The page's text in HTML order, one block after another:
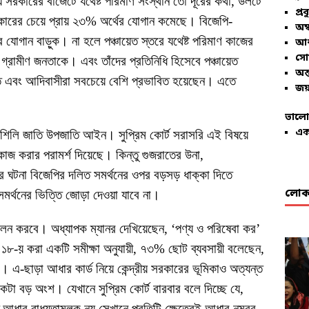
চেয়ে প্রায় ২৩% অর্থের যোগান কমেছে। বিজেপি-
বাড়ুক। না হলে পঞ্চায়েত স্তরে যথেষ্ট পরিমাণ কাজের
জনতাকে। এবং তাঁদের প্রতিনিধি হিসেবে পঞ্চায়েত
আদিবাসীরা সবচেয়ে বেশি প্রভাবিত হয়েছেন। এতে
জাতি উপজাতি আইন। সুপ্রিম কোর্ট সরাসরি এই বিষয়ে
করার পরামর্শ দিয়েছে। কিন্তু গুজরাতের উনা,
বিজেপির দলিত সমর্থনের ওপর বড়সড় ধাক্কা দিতে
ভিত্তি জোড়া দেওয়া যাবে না।
করবে। অধ্যাপক ম্যানর দেখিয়েছেন, ‘পণ্য ও পরিষেবা কর’
য় করা একটি সমীক্ষা অনুযায়ী, ৭৩% ছোট ব্যবসায়ী বলেছেন,
ছাড়া আধার কার্ড নিয়ে কেন্দ্রীয় সরকারের ভূমিকাও অত্যন্ত
বড় অংশ। যেখানে সুপ্রিম কোর্ট বারবার বলে দিচ্ছে যে,